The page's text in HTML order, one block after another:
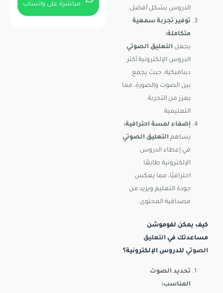
الدروس بشكل أفضل.
توفير تجربة سمعية
متكاملة:
يجعل التعليق الصوتي
الدروس الإلكترونية أكثر
ديناميكية، حيث يجمع
بين الصوت والصورة، مما
يعزز من التجربة
التعليمية.
إضفاء لمسة احترافية:
يساهم التعليق الصوتي
في إعطاء الدروس
الإلكترونية طابعًا
احترافيًا، مما يعكس
جودة التعليم ويزيد من
مصداقية المحتوى.
كيف يمكن لفوموشن
مساعدتك في التعليق
الصوتي للدروس الإلكترونية؟
تحديد الصوت
المناسب:
مباشرة على واتساب